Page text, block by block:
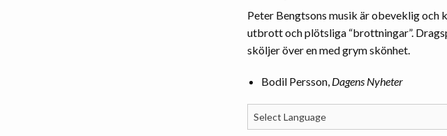
Peter Bengtsons musik är obeveklig och
utbrott och plötsliga “brottningar”.
sköljer över en med grym skönhet.
Bodil Persson, Dagens Nyheter